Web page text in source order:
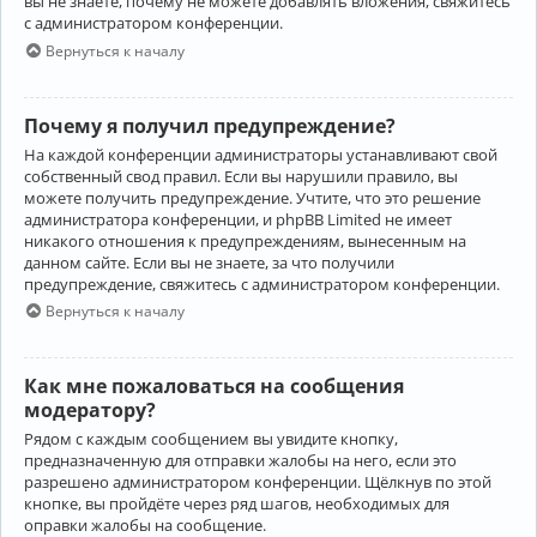
с администратором конференции.
Вернуться к началу
Почему я получил предупреждение?
На каждой конференции администраторы устанавливают свой
собственный свод правил. Если вы нарушили правило, вы
можете получить предупреждение. Учтите, что это решение
администратора конференции, и phpBB Limited не имеет
никакого отношения к предупреждениям, вынесенным на
данном сайте. Если вы не знаете, за что получили
предупреждение, свяжитесь с администратором конференции.
Вернуться к началу
Как мне пожаловаться на сообщения
модератору?
Рядом с каждым сообщением вы увидите кнопку,
предназначенную для отправки жалобы на него, если это
разрешено администратором конференции. Щёлкнув по этой
кнопке, вы пройдёте через ряд шагов, необходимых для
оправки жалобы на сообщение.